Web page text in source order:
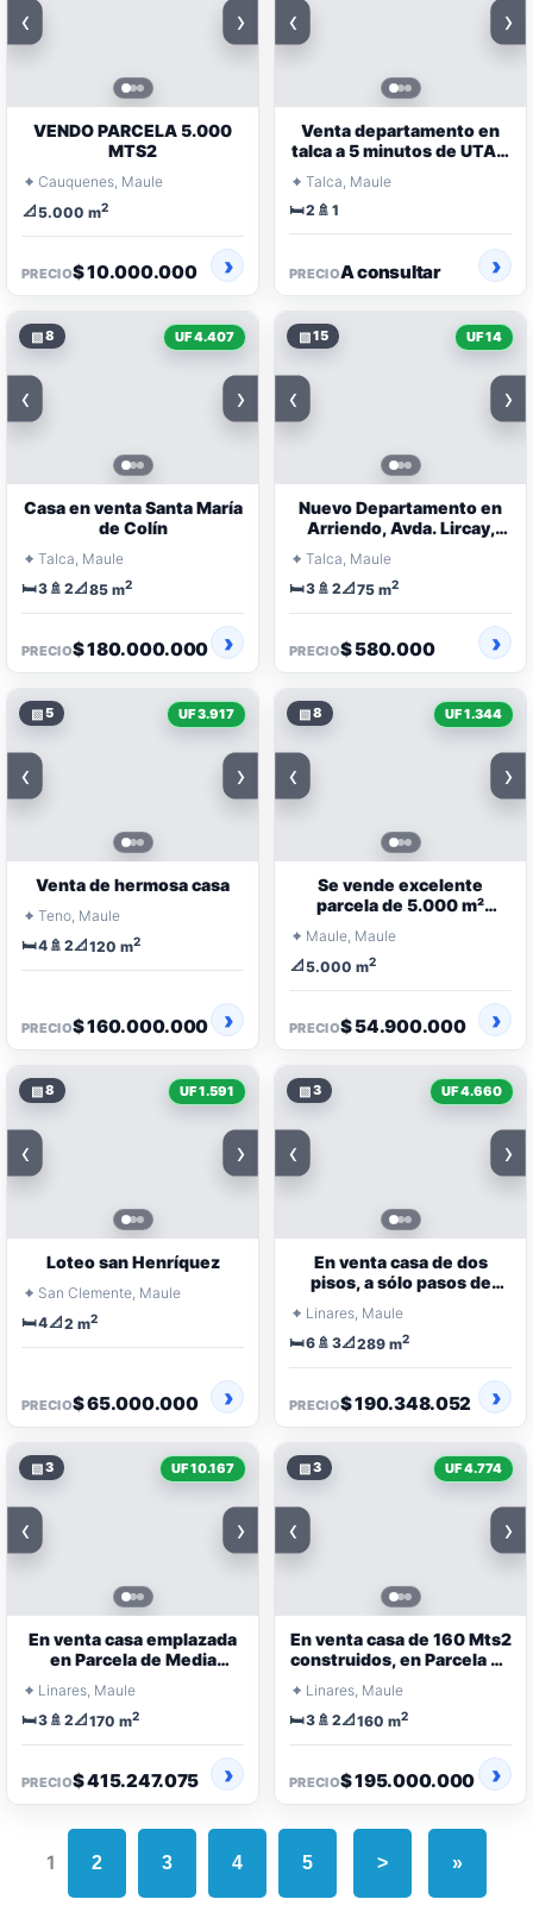
‹ ›
VENDO PARCELA 5.000
MTS2
⌖ Cauquenes, Maule
📐5.000 m2
PRECIO$ 10.000.000
‹ ›
Venta departamento en
talca a 5 minutos de UTAL.
⌖ Talca, Maule
🛏️2 🚿 1
PRECIOA consultar
▧8 UF 4.407
‹ ›
Casa en venta Santa María
de Colín
⌖ Talca, Maule
🛏️3 🚿 2📐85 m2
PRECIO$ 180.000.000
▧15 UF 14
‹ ›
Nuevo Departamento en
Arriendo, Avda. Lircay,
⌖ Talca, Maule
🛏️3 🚿 2📐75 m2
PRECIO$ 580.000
▧5 UF 3.917
‹ ›
Venta de hermosa casa
⌖ Teno, Maule
🛏️4 🚿 2📐120 m2
PRECIO$ 160.000.000
▧8 UF 1.344
‹ ›
Se vende excelente
parcela de 5.000 m²
⌖ Maule, Maule
📐5.000 m2
PRECIO$ 54.900.000
▧8 UF 1.591
‹ ›
Loteo san Henríquez
⌖ San Clemente, Maule
🛏️4📐2 m2
PRECIO$ 65.000.000
▧3 UF 4.660
‹ ›
En venta casa de dos
pisos, a sólo pasos de
⌖ Linares, Maule
🛏️6 🚿 3📐289 m2
PRECIO$ 190.348.052
▧3 UF 10.167
‹ ›
En venta casa emplazada
en Parcela de Media
⌖ Linares, Maule
🛏️3 🚿 2📐170 m2
PRECIO$ 415.247.075
▧3 UF 4.774
‹ ›
En venta casa de 160 Mts2
construidos, en Parcela de
⌖ Linares, Maule
🛏️3 🚿 2📐160 m2
PRECIO$ 195.000.000
1 2 3 4 5 > »